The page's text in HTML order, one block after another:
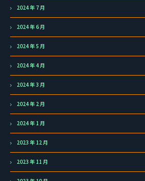
2024 年 7 月
2024 年 6 月
2024 年 5 月
2024 年 4 月
2024 年 3 月
2024 年 2 月
2024 年 1 月
2023 年 12 月
2023 年 11 月